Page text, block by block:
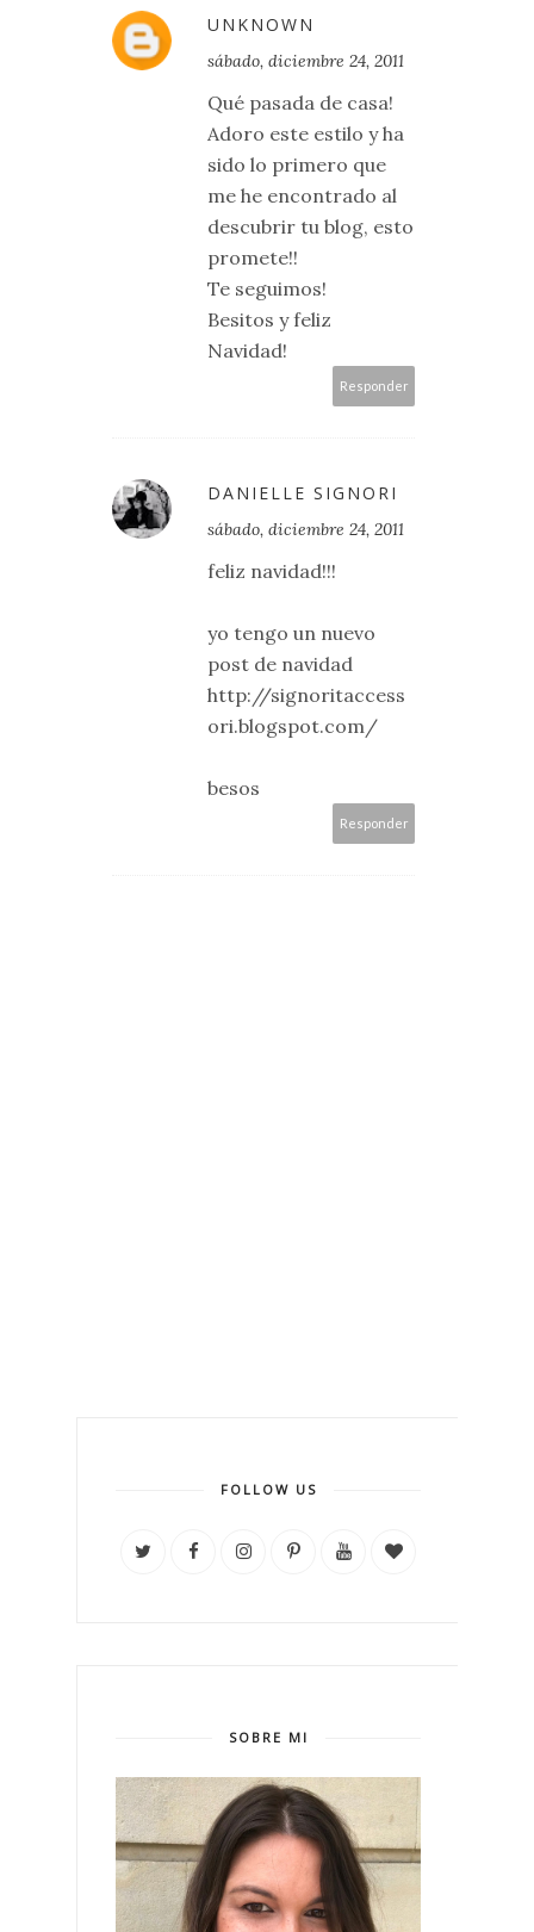
UNKNOWN
sábado, diciembre 24, 2011
Qué pasada de casa!
Adoro este estilo y ha
sido lo primero que
me he encontrado al
descubrir tu blog, esto
promete!!
Te seguimos!
Besitos y feliz
Navidad!
Responder
DANIELLE SIGNORI
sábado, diciembre 24, 2011
feliz navidad!!!
yo tengo un nuevo
post de navidad
http://signoritaccess
ori.blogspot.com/
besos
Responder
FOLLOW US
SOBRE MI